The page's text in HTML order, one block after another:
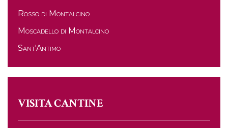
Rosso di Montalcino
Moscadello di Montalcino
Sant'Antimo
VISITA CANTINE